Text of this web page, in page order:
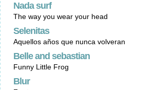
Nada surf
The way you wear your head
Selenitas
Aquellos años que nunca volveran
Belle and sebastian
Funny Little Frog
Blur